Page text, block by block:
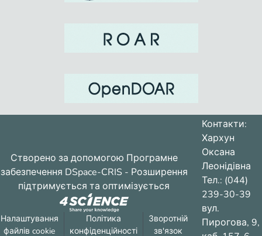
Створено за допомогою Програмне
забезпечення DSpace-CRIS - Розширення
підтримується та оптимізується
Налаштування
файлів cookie
Політика
конфіденційності
Зворотній
зв'язок
Контакти:
Хархун
Оксана
Леонідівна
Тел.: (044)
239-30-39
вул.
Пирогова, 9,